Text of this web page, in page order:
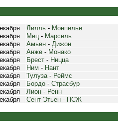
Лилль - Монпелье
Мец- Марсель
Амьен - Дижон
Анже - Монако
Брест - Ницца
Ним - Нант
Тулуза- Реймс
Бордо - Страсбур
Лион - Ренн
Сент-Этьен - ПСЖ